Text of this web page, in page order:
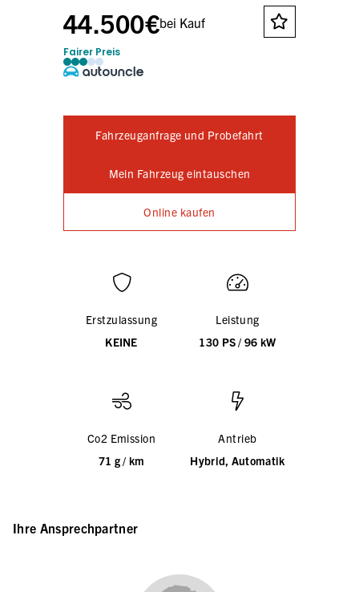
44.500€bei Kauf
Fairer Preis
Fahrzeuganfrage und Probefahrt
Mein Fahrzeug eintauschen
Online kaufen
Erstzulassung
KEINE
Leistung
130 PS / 96 kW
Co2 Emission
71 g / km
Antrieb
Hybrid, Automatik
Ihre Ansprechpartner